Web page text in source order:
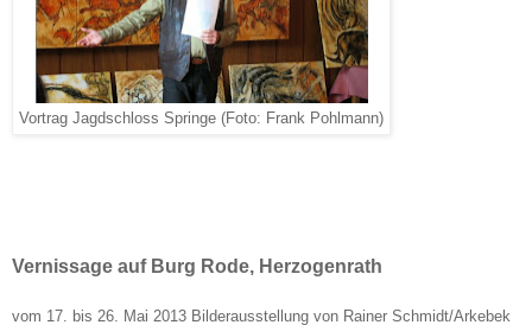
Vortrag Jagdschloss Springe (Foto: Frank Pohlmann)
Vernissage auf Burg Rode, Herzogenrath
vom 17. bis 26. Mai 2013 Bilderausstellung von Rainer Schmidt/Arkebek